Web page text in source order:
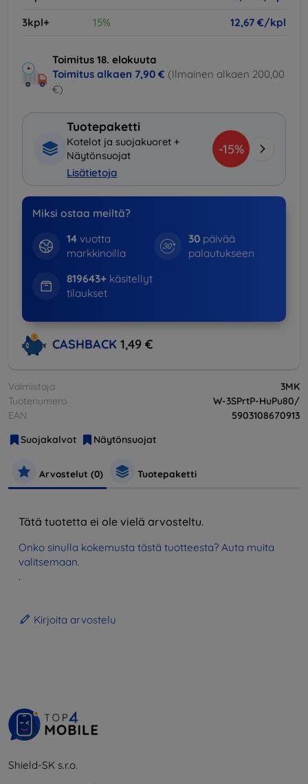
3kpl+
15% 12,67 €/kpl
Toimitus 18. elokuuta
Toimitus alkaen 7,90 € (Ilmainen alkaen 200,00
€)
Tuotepaketti
Kotelot ja suojakuoret +
Näytönsuojat
Lisätietoja
-15%
Miksi ostaa meiltä?
14vuotta
markkinoilla
30 päivää
palautukseen
819643+käsitellyt
tilaukset
CASHBACK 1,49 €
Valmistaja
3MK
Tuotenumero
W-3SPrtP-HuPu80/
EAN
5903108670913
Suojakalvot
Näytönsuojat
Arvostelut (0) Tuotepaketti
Tätä tuotetta ei ole vielä arvosteltu.
Onko sinulla kokemusta tästä tuotteesta? Auta muita
valitsemaan.
.
Kirjoita arvostelu
Shield-SK s.r.o.